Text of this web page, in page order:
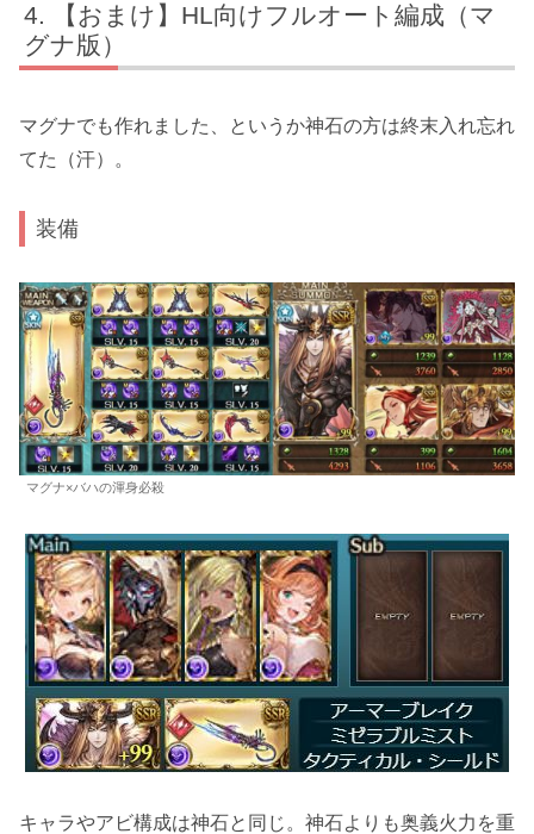
【おまけ】HL向けフルオート編成（マ
グナ版）
マグナでも作れました、というか神石の方は終末入れ忘れ
てた（汗）。
装備
マグナ×バハの渾身必殺
キャラやアビ構成は神石と同じ。神石よりも奥義火力を重